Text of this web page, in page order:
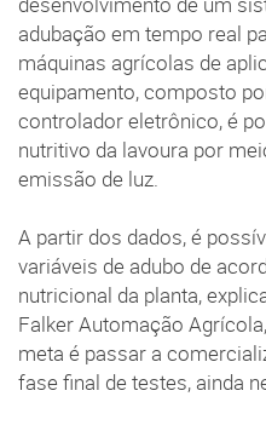
adubação em tempo real
máquinas agrícolas de
equipamento, composto
controlador eletrônico, é
nutritivo da lavoura por
emissão de luz.
A partir dos dados, é
variáveis de adubo de
nutricional da planta,
Falker Automação
meta é passar a
fase final de testes, ainda